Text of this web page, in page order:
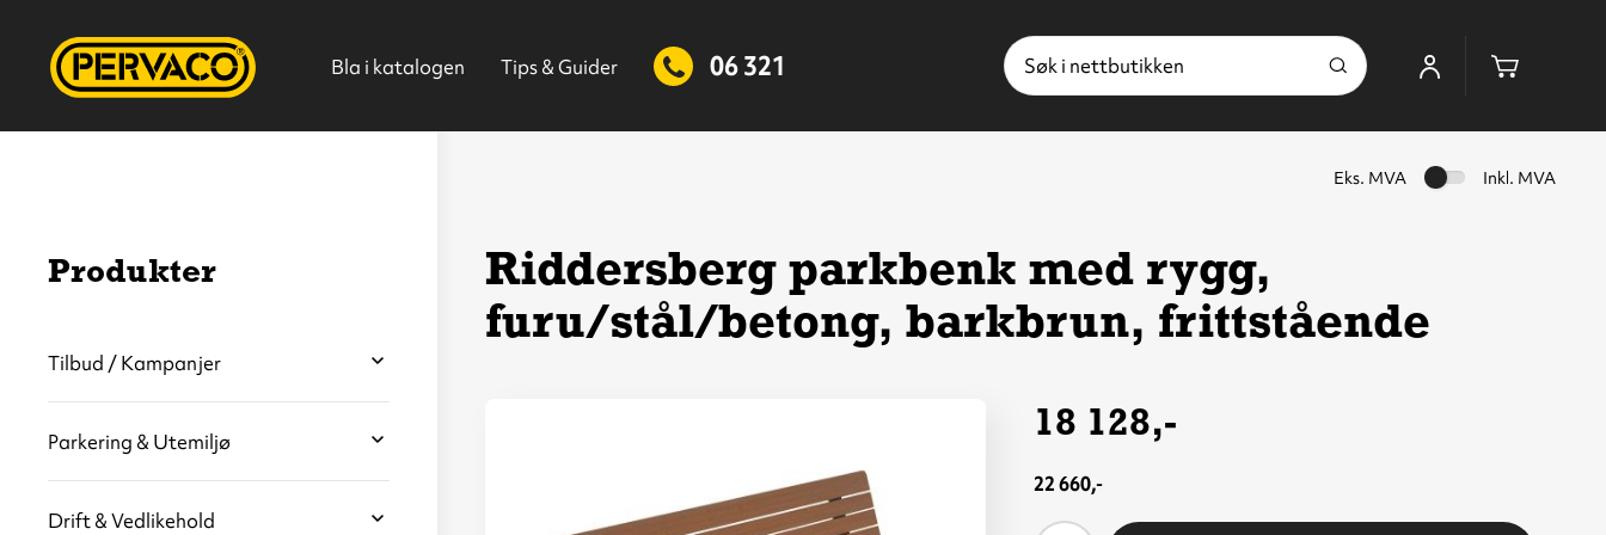
Bla i katalogen Tips & Guider 06 321
Søk
Eks. MVA Inkl. MVA
Riddersberg parkbenk med rygg,
furu/stål/betong, barkbrun, frittstående
18 128,-
22 660,-
Produkter
Hjem
Tilbud / Kampanjer
Parkering & Utemiljø
Drift & Vedlikehold